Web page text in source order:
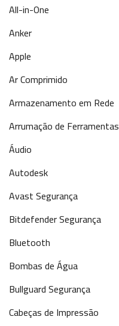
All-in-One
Anker
Apple
Ar Comprimido
Armazenamento em Rede
Arrumação de Ferramentas
Áudio
Autodesk
Avast Segurança
Bitdefender Segurança
Bluetooth
Bombas de Água
Bullguard Segurança
Cabeças de Impressão